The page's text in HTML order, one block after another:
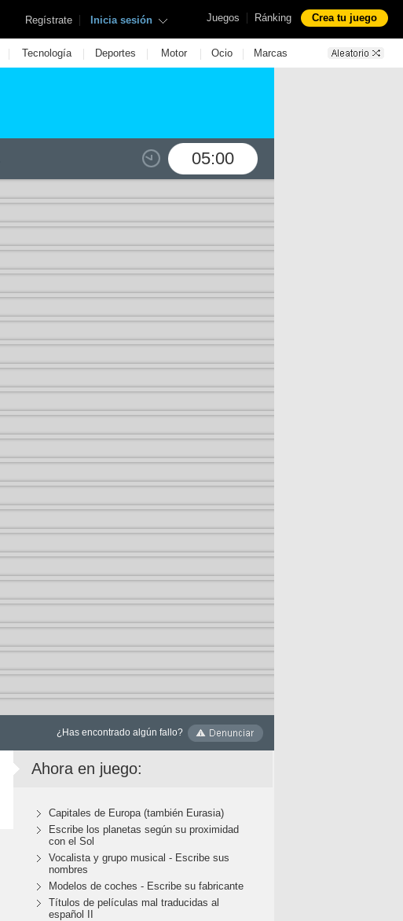
Juegos | Ránking Crea tu juego
Regístrate | Inicia sesión
| Tecnología | Deportes | Motor | Ocio | Marcas
05:00
¿Has encontrado algún fallo?
Ahora en juego:
Capitales de Europa (también Eurasia)
Escribe los planetas según su proximidad
con el Sol
Vocalista y grupo musical - Escribe sus
nombres
Modelos de coches - Escribe su fabricante
Títulos de películas mal traducidas al
español II